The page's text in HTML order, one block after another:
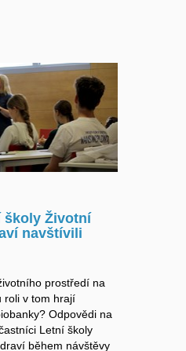
školy Životní
navštívili
prostředí na
roli v tom hrají
Odpovědi na
Letní školy
během návštěvy